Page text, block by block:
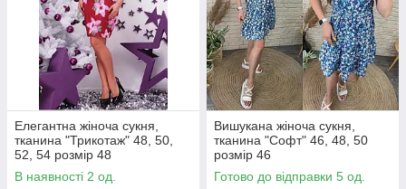
Елегантна жіноча сукня,
тканина "Трикотаж" 48, 50,
52, 54 розмір 48
В наявності 2 од.
Вишукана жіноча сукня,
тканина "Софт" 46, 48, 50
розмір 46
Готово до відправки 5 од.